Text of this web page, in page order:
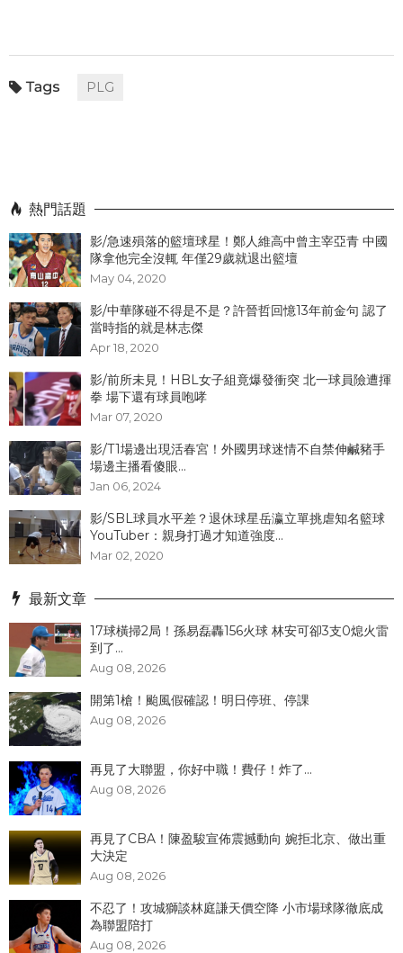
PLG
熱門話題
影/急速殞落的籃壇球星！鄭人維高中曾主宰亞青 中國
隊拿他完全沒輒 年僅29歲就退出籃壇
May 04, 2020
影/中華隊碰不得是不是？許晉哲回憶13年前金句 認了
當時指的就是林志傑
Apr 18, 2020
影/前所未見！HBL女子組竟爆發衝突 北一球員險遭揮
拳 場下還有球員咆哮
Mar 07, 2020
影/T1場邊出現活春宮！外國男球迷情不自禁伸鹹豬手
場邊主播看傻眼...
Jan 06, 2024
影/SBL球員水平差？退休球星岳瀛立單挑虐知名籃球
YouTuber：親身打過才知道強度...
Mar 02, 2020
最新文章
17球橫掃2局！孫易磊轟156火球 林安可卻3支0熄火雷
到了...
Aug 08, 2026
開第1槍！颱風假確認！明日停班、停課
Aug 08, 2026
再見了大聯盟，你好中職！費仔！炸了...
Aug 08, 2026
再見了CBA！陳盈駿宣佈震撼動向 婉拒北京、做出重
大決定
Aug 08, 2026
不忍了！攻城獅談林庭謙天價空降 小市場球隊徹底成
為聯盟陪打
Aug 08, 2026